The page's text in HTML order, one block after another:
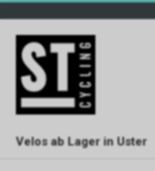
Velos ab Lager in Uster